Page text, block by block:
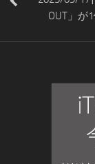
OUT」が